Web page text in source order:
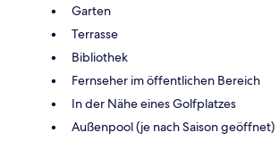
Garten
Terrasse
Bibliothek
Fernseher im öffentlichen Bereich
In der Nähe eines Golfplatzes
Außenpool (je nach Saison geöffnet)